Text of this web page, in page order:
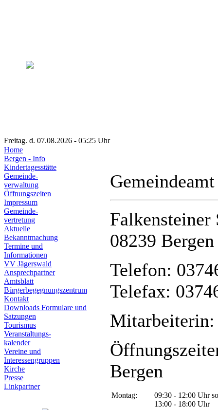
Freitag. d. 07.08.2026 - 05:25 Uhr
Home
Bergen - Info
Kindertagesstätte
Gemeinde-
verwaltung
Öffnungszeiten
Impressum
Gemeinde-
vertretung
Aktuelle
Bekanntmachung
Termine und
Informationen
VV Jägerswald
Ansprechpartner
Amtsblatt
Bürgerbegegnungszentrum
Kontakt
Downloads Formulare und
Satzungen
Tourismus
Veranstaltungs-
kalender
Vereine und
Interessen­gruppen
Kirche
Presse
Linkpartner
Falkensteiner
08239 Bergen
Telefon:
Telefax:
Mitarbeiterin:
Bergen
Montag:
09:30 - 12:00 Uhr
13:00 - 18:00 Uhr